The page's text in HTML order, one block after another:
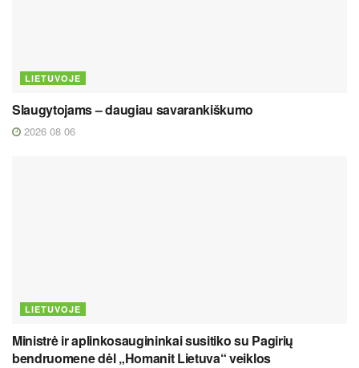
LIETUVOJE
Slaugytojams – daugiau savarankiškumo
2026 08 06
LIETUVOJE
Ministrė ir aplinkosaugininkai susitiko su Pagirių
bendruomene dėl „Homanit Lietuva“ veiklos